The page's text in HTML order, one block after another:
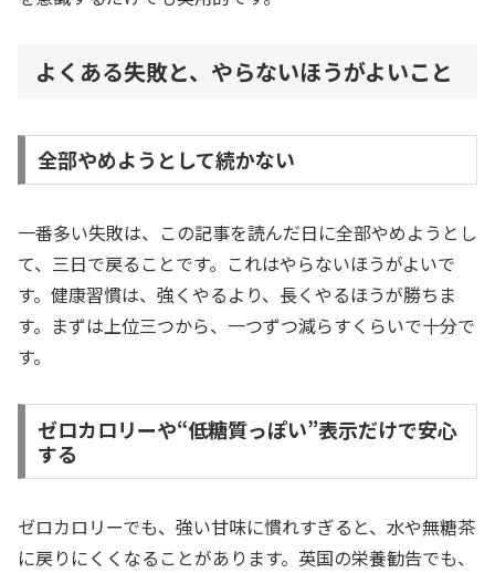
よくある失敗と、やらないほうがよいこと
全部やめようとして続かない
一番多い失敗は、この記事を読んだ日に全部やめようとし
て、三日で戻ることです。これはやらないほうがよいで
す。健康習慣は、強くやるより、長くやるほうが勝ちま
す。まずは上位三つから、一つずつ減らすくらいで十分で
す。
ゼロカロリーや“低糖質っぽい”表示だけで安心
する
ゼロカロリーでも、強い甘味に慣れすぎると、水や無糖茶
に戻りにくくなることがあります。英国の栄養勧告でも、